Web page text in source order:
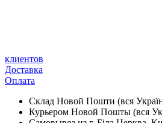
клиентов
Доставка
Оплата
Склад Новой Пошти (вся
Курьером Новой Пошты (вся